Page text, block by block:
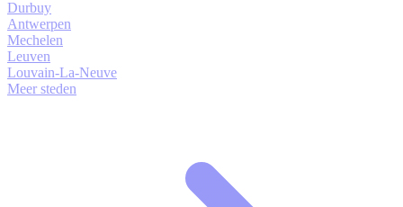
Durbuy
Antwerpen
Mechelen
Leuven
Louvain-La-Neuve
Meer steden